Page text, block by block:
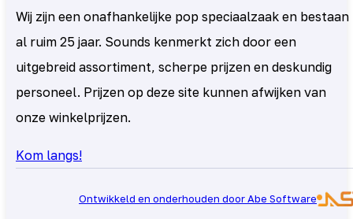
Wij zijn een onafhankelijke pop speciaalzaak en bestaan
al ruim 25 jaar. Sounds kenmerkt zich door een
uitgebreid assortiment, scherpe prijzen en deskundig
personeel. Prijzen op deze site kunnen afwijken van
onze winkelprijzen.
Kom langs!
Ontwikkeld en onderhouden door Abe Software